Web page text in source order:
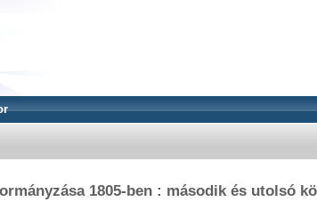
1805-ben : második és utolsó